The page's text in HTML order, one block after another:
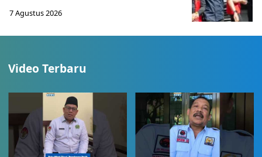
7 Agustus 2026
Video Terbaru